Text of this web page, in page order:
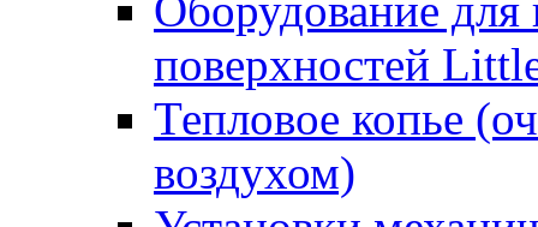
Оборудование
поверхностей
Тепловое копье
воздухом)